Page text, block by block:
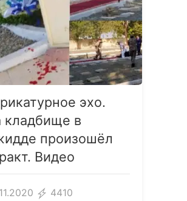
эхо.
кладбище в
произошёл
Видео
4410